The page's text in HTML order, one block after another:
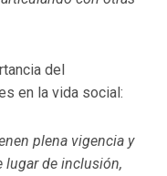
del
en la vida social:
plena vigencia y
lugar de inclusión,